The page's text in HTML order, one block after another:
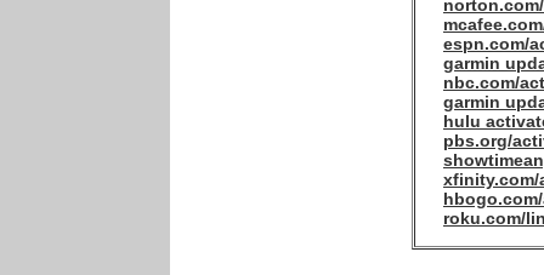
espn.com/
garmin
nbc.com/
garmin
hulu
pbs.org/
xfinity.com/
roku.com/